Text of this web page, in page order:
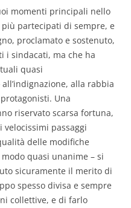
momenti principali nello
partecipati di sempre, e
proclamato e sostenuto,
i sindacati, ma che ha
quasi
alla rabbia
Una
riservato scarsa fortuna,
velocissimi passaggi
delle modifiche
quasi unanime – si
sicuramente il merito di
spesso divisa e sempre
collettive, e di farlo